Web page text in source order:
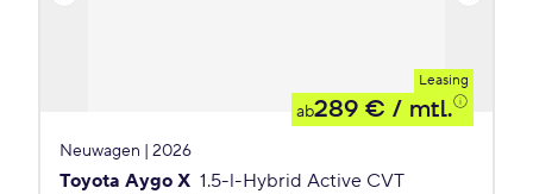
Leasing
ab289 € / mtl.
Neuwagen | 2026
Toyota Aygo X 1.5-l-Hybrid Active CVT